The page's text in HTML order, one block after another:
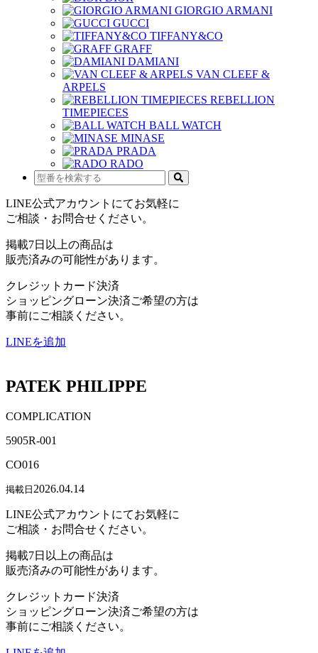
GIORGIO ARMANI
GUCCI
TIFFANY&CO
GRAFF
DAMIANI
VAN CLEEF &
ARPELS
REBELLION
TIMEPIECES
BALL WATCH
MINASE
PRADA
RADO
LINE公式アカウントにてお気軽に
ご相談・お問合せください。
掲載7日以上の商品は
販売済みの可能性があります。
クレジットカード決済
ショッピングローン決済ご希望の方は
事前にご相談ください。
LINEを追加
PATEK PHILIPPE
COMPLICATION
5905R-001
CO016
掲載日 2026.04.14
LINE公式アカウントにてお気軽に
ご相談・お問合せください。
掲載7日以上の商品は
販売済みの可能性があります。
クレジットカード決済
ショッピングローン決済ご希望の方は
事前にご相談ください。